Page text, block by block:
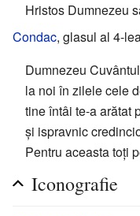
Hristos Dumnezeu
Condac, glasul al 4-
Dumnezeu
la noi în zilele cele
tine întâi te-a arătat
și ispravnic
Pentru aceasta toți
Iconografie